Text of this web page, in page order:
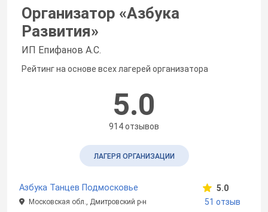
Организатор «Азбука
Развития»
ИП Епифанов А.С.
Рейтинг на основе всех лагерей организатора
5.0
914 отзывов
ЛАГЕРЯ ОРГАНИЗАЦИИ
Азбука Танцев Подмосковье
Московская обл., Дмитровский р-н
5.0
51 отзыв